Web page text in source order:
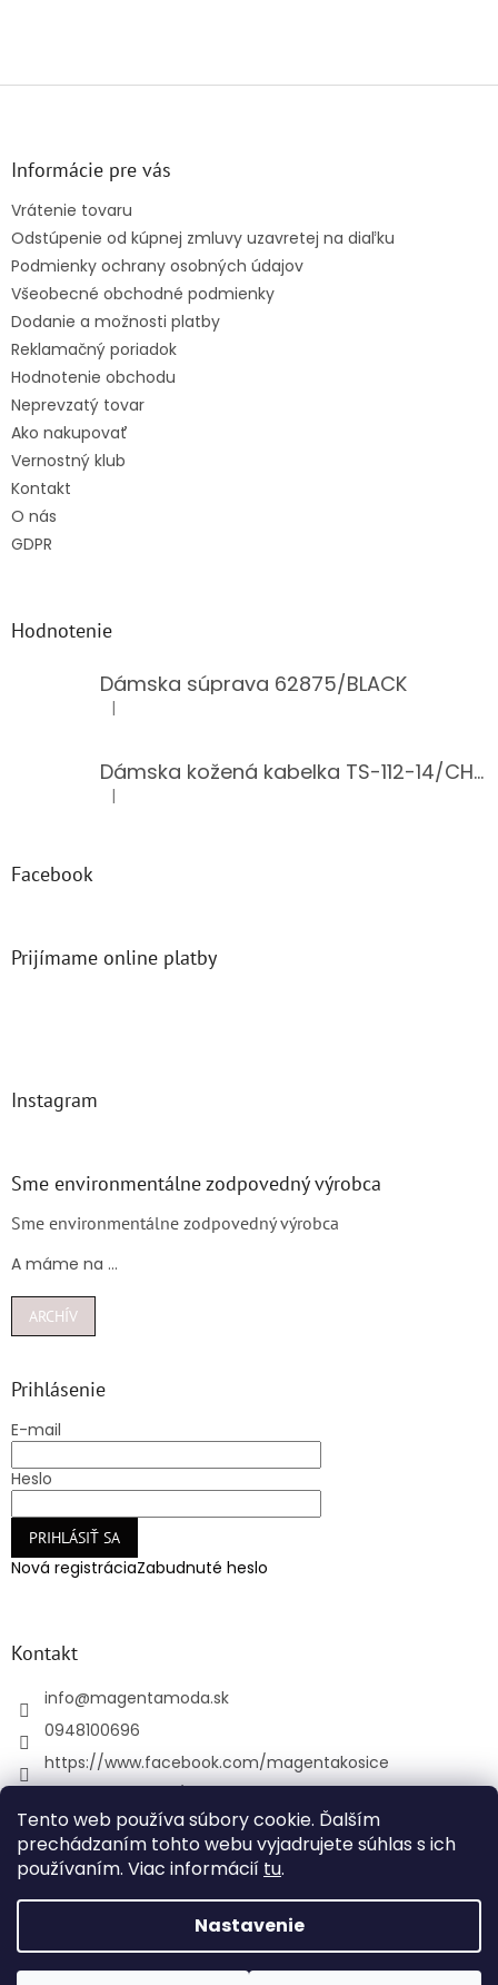
Tento web používa súbory cookie. Ďalším
prechádzaním tohto webu vyjadrujete súhlas s ich
používaním. Viac informácií tu.
Nastavenie
Informácie pre vás
Vrátenie tovaru
Odstúpenie od kúpnej zmluvy uzavretej na diaľku
Podmienky ochrany osobných údajov
Všeobecné obchodné podmienky
Dodanie a možnosti platby
Reklamačný poriadok
Hodnotenie obchodu
Neprevzatý tovar
Ako nakupovať
Vernostný klub
Kontakt
O nás
GDPR
Hodnotenie
Dámska súprava 62875/BLACK
Hodnotenie produktu je 5 z 5 hviezdičiek.
|
Dámska kožená kabelka TS-112-14/CHOCO
Hodnotenie produktu je 5 z 5 hviezdičiek.
|
Facebook
Prijímame online platby
Instagram
Sme environmentálne zodpovedný výrobca
Sme environmentálne zodpovedný výrobca
A máme na ...
ARCHÍV
Prihlásenie
E-mail
Heslo
PRIHLÁSIŤ SA
Nová registráciaZabudnuté heslo
Kontakt
info@magentamoda.sk
0948100696
https://www.facebook.com/magentakosice
+421948100696
Copyright 2026MAGENTAMODA. Všetky práva